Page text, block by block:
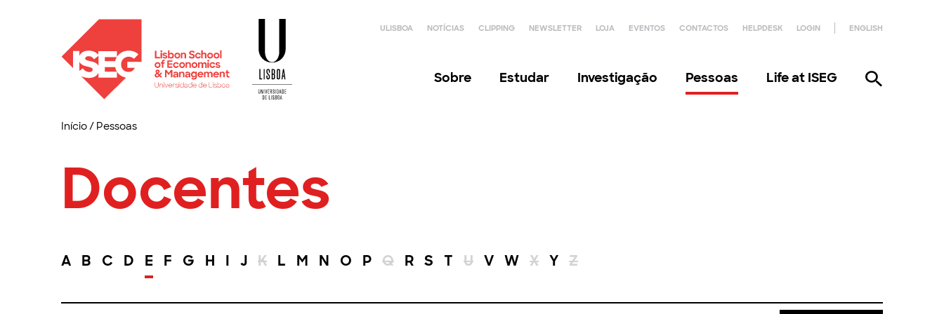
ULISBOA NOTÍCIAS CLIPPING NEWSLETTER LOJA EVENTOS CONTACTOS HELPDESK LOGIN ENGLISH
Sobre Estudar Investigação Pessoas Life at ISEG
Início/ Pessoas
Docentes
A B C D E F G H I J K L M N O P Q R S T U V W X Y Z